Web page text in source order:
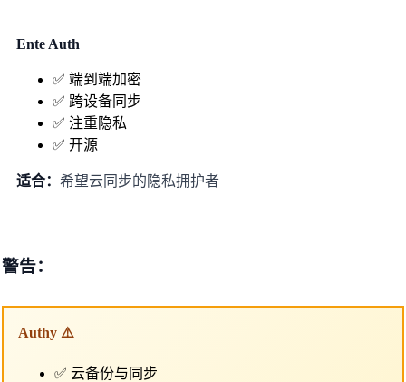
Ente Auth
✅ 端到端加密
✅ 跨设备同步
✅ 注重隐私
✅ 开源
适合： 希望云同步的隐私拥护者
警告：
Authy ⚠️
✅ 云备份与同步